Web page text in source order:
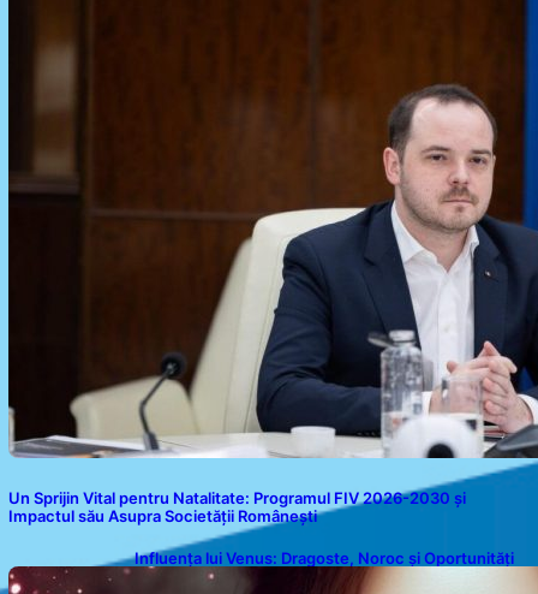
Un Sprijin Vital pentru Natalitate: Programul FIV 2026-2030 și
Impactul său Asupra Societății Românești
Influența lui Venus: Dragoste, Noroc și Oportunități
pentru Tauri și Balanțe în Weekendul 8-9 August